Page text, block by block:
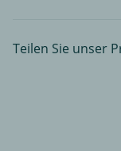
Teilen Sie unser